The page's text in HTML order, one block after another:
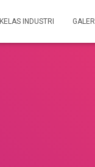
KELAS INDUSTRI GALERI